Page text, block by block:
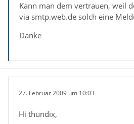
Kann man dem vertrauen, weil
via smtp.web.de solch eine
Danke
27. Februar 2009 um 10:03
Hi thundix,